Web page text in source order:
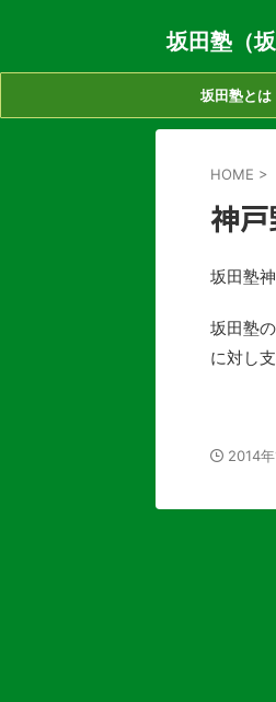
坂田塾（
坂田塾とは
HOME >
神
坂田塾
坂田塾
に対し
2014